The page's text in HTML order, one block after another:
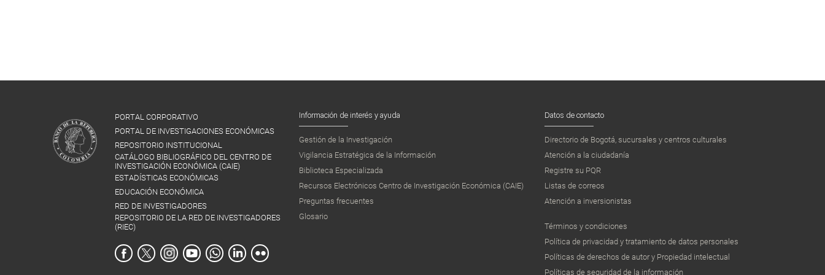
PORTAL CORPORATIVO
PORTAL DE INVESTIGACIONES ECONÓMICAS
REPOSITORIO INSTITUCIONAL
CATÁLOGO BIBLIOGRÁFICO DEL CENTRO DE
INVESTIGACIÓN ECONÓMICA (CAIE)
ESTADÍSTICAS ECONÓMICAS
EDUCACIÓN ECONÓMICA
RED DE INVESTIGADORES
REPOSITORIO DE LA RED DE INVESTIGADORES
(RIEC)
Información de interés y ayuda
Gestión de la Investigación
Vigilancia Estratégica de la Información
Biblioteca Especializada
Recursos Electrónicos Centro de Investigación Económica (CAIE)
Preguntas frecuentes
Glosario
Datos de contacto
Directorio de Bogotá, sucursales y centros culturales
Atención a la ciudadanía
Registre su PQR
Listas de correos
Atención a inversionistas
Términos y condiciones
Política de privacidad y tratamiento de datos personales
Políticas de derechos de autor y Propiedad intelectual
Políticas de seguridad de la información